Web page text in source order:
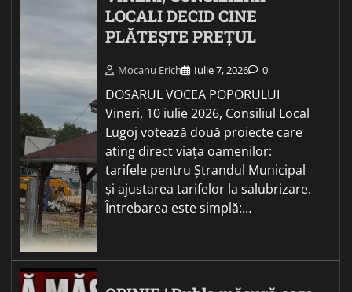
LOCALI DECID CINE
PLĂTEȘTE PREȚUL
Mocanu Erich Iulie 7, 2026 0
DOSARUL VOCEA POPORULUI
Vineri, 10 iulie 2026, Consiliul Local
Lugoj votează două proiecte care
ating direct viața oamenilor:
tarifele pentru Ștrandul Municipal
și ajustarea tarifelor la salubrizare.
Întrebarea este simplă:…